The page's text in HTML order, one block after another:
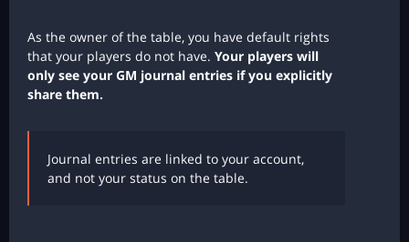
As the owner of the table, you have default rights
that your players do not have. Your players will
only see your GM journal entries if you explicitly
share them.
Journal entries are linked to your account,
and not your status on the table.